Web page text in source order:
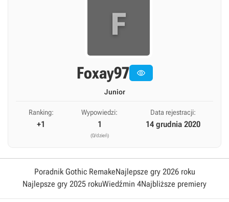
F
Foxay97 
Junior
Ranking:
+1
Wypowiedzi:
1
(0/dzień)
Data rejestracji:
14 grudnia 2020
Poradnik Gothic RemakeNajlepsze gry 2026 roku
Najlepsze gry 2025 rokuWiedźmin 4Najbliższe premiery